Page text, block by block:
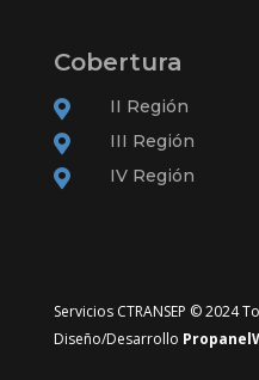
Cobertura

II Región

III Región

IV Región
Servicios CTRANSEP © 2024
Diseño/Desarrollo